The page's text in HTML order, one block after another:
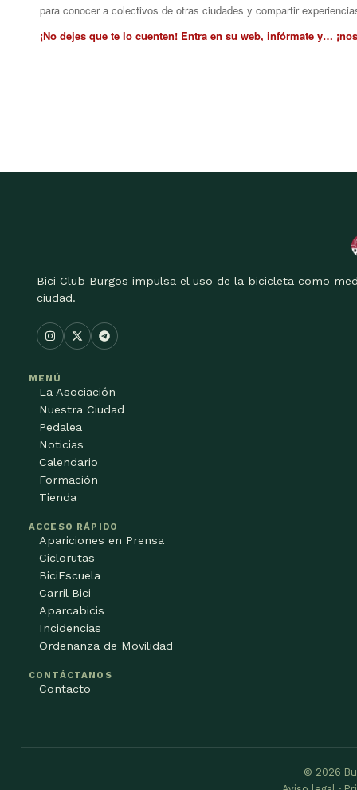
para conocer a colectivos de otras ciudades y compartir
¡No dejes que te lo cuenten! Entra en su web, infórmate y…
Bici Club Burgos impulsa el uso de la bicicleta como
ciudad.
MENÚ
La Asociación
Nuestra Ciudad
Pedalea
Noticias
Calendario
Formación
Tienda
ACCESO RÁPIDO
Apariciones en Prensa
Ciclorutas
BiciEscuela
Carril Bici
Aparcabicis
Incidencias
Ordenanza de Movilidad
CONTÁCTANOS
Contacto
© 2026